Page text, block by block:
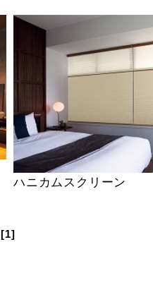
ハニカムスクリーン
[1]